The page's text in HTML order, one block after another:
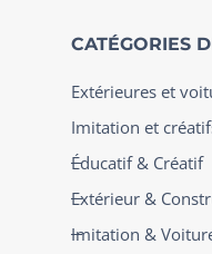
CATÉGORIES
Extérieures et
Imitation et
Éducatif & Créatif
Extérieur &
Imitation &